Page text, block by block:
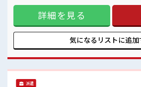
残業も1日1H程度あるので給料の上乗せも期
す♪ ≪土日祝休のお仕事≫ 家族や
満喫！ ≪機能的な制服アリ≫ 制服が
悩み解消♪ ≪収入アップを目指せる
お仕事です！ ■職場の雰囲気 仕事の合間の息抜きは休憩室で
♪ 持ち物が多いあなたにもぴった
業も1日1H程度あるので給料の上乗
詳細を見る
気になるリストに追加
派遣